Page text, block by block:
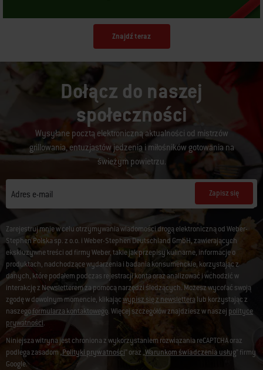
Znajdź teraz
Dołącz do naszej
społeczności
Wysyłane pocztą elektroniczną aktualności od mistrzów
grillowania, entuzjastów jedzenia i miłośników gotowania na
świeżym powietrzu.
Adres e-mail Zapisz się
Zarejestruj mnie w celu otrzymywania wiadomości drogą elektroniczną od Weber-
Stephen Polska sp. z o.o. i Weber-Stephen Deutschland GmbH, zawierających
ekskluzywne treści od firmy Weber, takie jak przepisy kulinarne, informacje o
produktach, nadchodzące wydarzenia i badania konsumenckie, korzystając z
danych, które podałem podczas rejestracji konta oraz analizować i wchodzić w
interakcję z Newsletterem za pomocą narzędzi śledzących. Możesz wycofać swoją
zgodę w dowolnym momencie, klikającwypisz się z newslettera lub korzystając z
naszegoformularza kontaktowego. Więcej szczegółów znajdziesz w naszej polityce
prywatności.
Niniejsza witryna jest chroniona z wykorzystaniem rozwiązania reCAPTCHA oraz
podlega zasadom „Polityki prywatności” oraz „Warunkom świadczenia usług” firmy
Google.